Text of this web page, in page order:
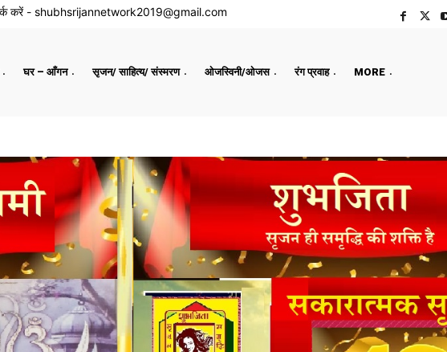
करें - shubhsrijannetwork2019@gmail.com
घर – आँगन सृजन/ साहित्य/ संस्मरण ओजस्विनी/ओजस रंग प्रवाह MORE